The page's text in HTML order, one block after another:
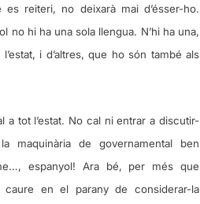
reiteri, no deixarà mai d’ésser-ho.
no hi ha una sola llengua. N’hi ha una,
i d’altres, que ho són també als
a tot l’estat. No cal ni entrar a discutir-
maquinària de governamental ben
espanyol! Ara bé, per més que
en el parany de considerar-la